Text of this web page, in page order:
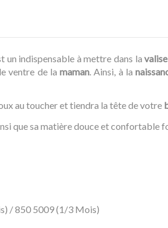
un indispensable à mettre dans la
ventre de lamaman . Ainsi, à la
au toucher et tiendra la tête de votre
que sa matière douce et confortable
/ 850 5009 (1/3 Mois)